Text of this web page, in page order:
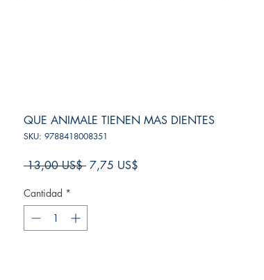
QUE ANIMALE TIENEN MAS DIENTES
SKU: 9788418008351
13,00 US$ Precio
7,75 US$
Cantidad *